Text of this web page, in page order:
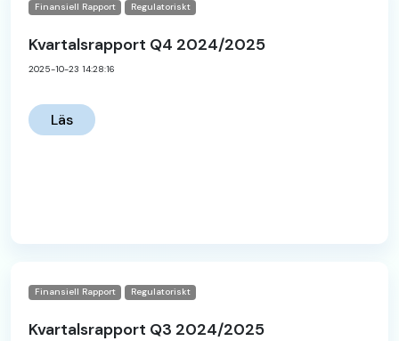
Finansiell Rapport Regulatoriskt
Kvartalsrapport Q4 2024/2025
2025-10-23 14:28:16
Läs
Finansiell Rapport Regulatoriskt
Kvartalsrapport Q3 2024/2025